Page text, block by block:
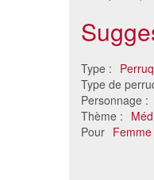
Type :
Type de
Personnage :
Thème :
Pour Femme
Perruque